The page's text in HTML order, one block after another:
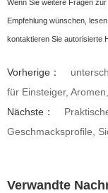
Wenn Sie weitere Fragen zur
Empfehlung wünschen,
kontaktieren Sie autorisierte
Vorherige：
für Einsteiger,
Nächste：
Geschmacksprofile,
Verwandte